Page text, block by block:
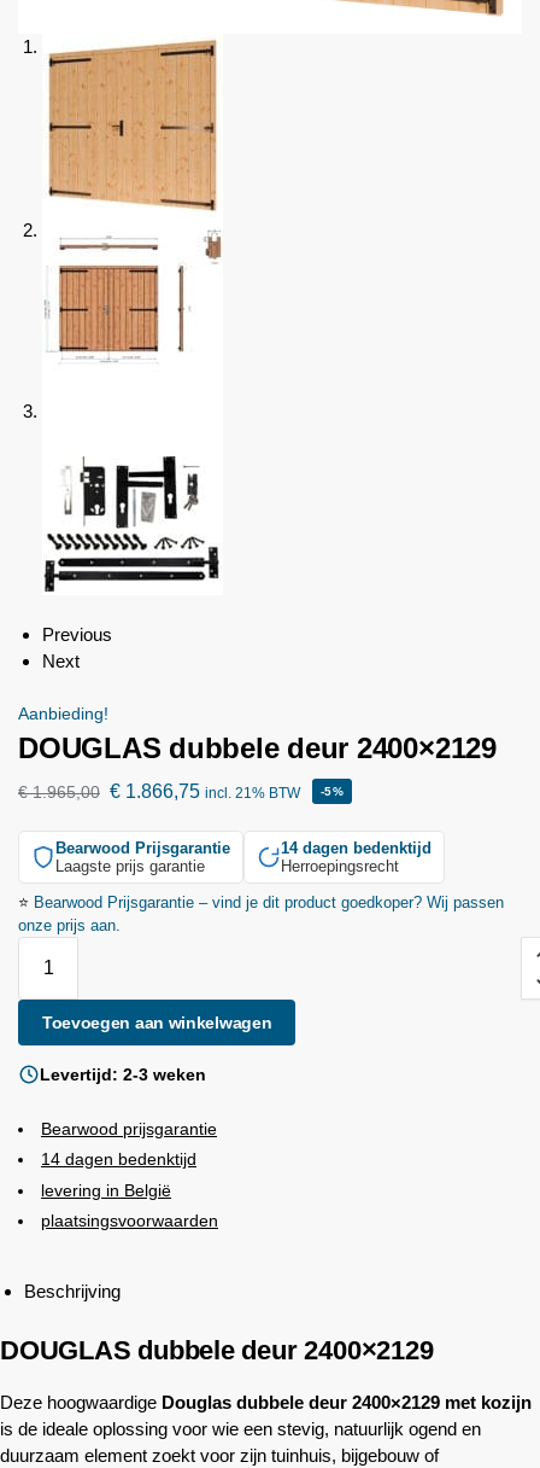
Previous
Next
Aanbieding!
DOUGLAS dubbele deur 2400×2129
€1.965,00 € 1.866,75 incl. 21% BTW -5%
Bearwood Prijsgarantie
Laagste prijs garantie
14 dagen bedenktijd
Herroepingsrecht
⭐ Bearwood Prijsgarantie – vind je dit product goedkoper? Wij passen
onze prijs aan.
Toevoegen aan winkelwagen
Levertijd: 2-3 weken
Bearwood prijsgarantie
14 dagen bedenktijd
levering in België
plaatsingsvoorwaarden
Beschrijving
DOUGLAS dubbele deur 2400×2129
Deze hoogwaardige Douglas dubbele deur 2400×2129 met kozijn
is de ideale oplossing voor wie een stevig, natuurlijk ogend en
duurzaam element zoekt voor zijn tuinhuis, bijgebouw of